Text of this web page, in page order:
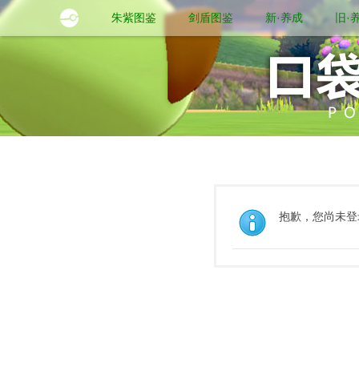
朱紫图鉴 剑盾图鉴 新·养成 旧·
抱歉，您尚未